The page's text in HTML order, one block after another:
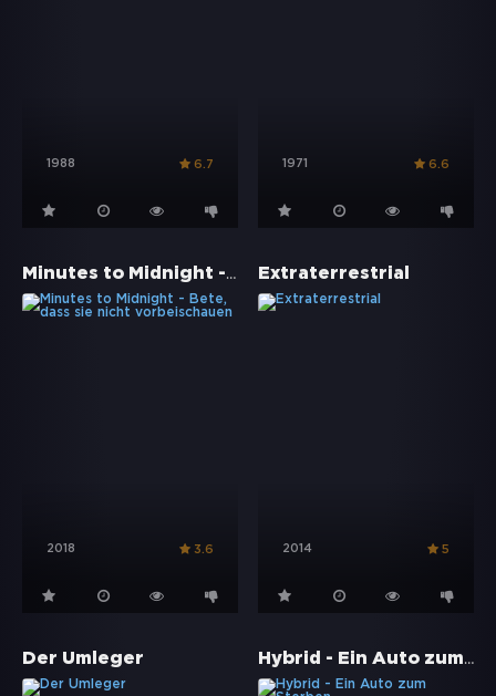
1988 6.7 1971 6.6
Minutes to Midnight - Bete, dass sie nicht vorbeischauen
2018 3.6
Extraterrestrial
2014 5
Der Umleger Hybrid - Ein Auto zum Sterben